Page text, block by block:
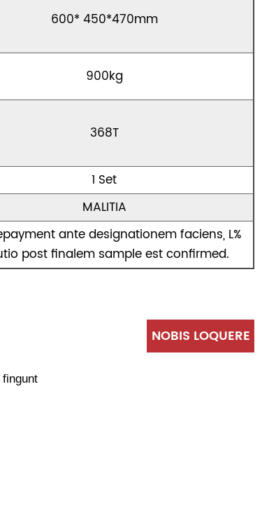
600* 450*470mm
900kg
368T
1 Set
MALITIA
ante designationem faciens, L%
post finalem sample est confirmed.
NOBIS LOQUERE